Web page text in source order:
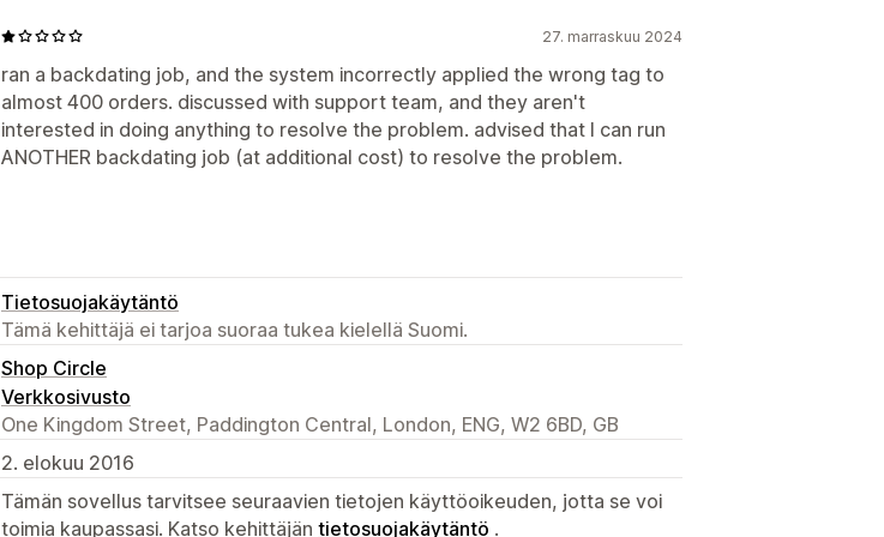
27. marraskuu 2024
ran a backdating job, and the system incorrectly applied the wrong tag to
almost 400 orders. discussed with support team, and they aren't
interested in doing anything to resolve the problem. advised that I can run
ANOTHER backdating job (at additional cost) to resolve the problem.
Tietosuojakäytäntö
Tämä kehittäjä ei tarjoa suoraa tukea kielellä Suomi.
Shop Circle
Verkkosivusto
One Kingdom Street, Paddington Central, London, ENG, W2 6BD, GB
2. elokuu 2016
Tämän sovellus tarvitsee seuraavien tietojen käyttöoikeuden, jotta se voi
toimia kaupassasi. Katso kehittäjän tietosuojakäytäntö .